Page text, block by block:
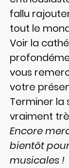
fallu
tout le
Voir la
vous
votre
Terminer la
vraiment
Encore
bientôt
musicales !